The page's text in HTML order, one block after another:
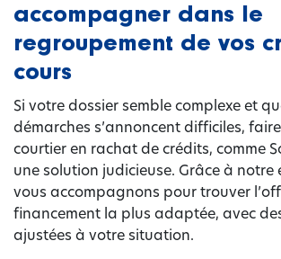
accompagner dans le
regroupement de vos
cours
Si votre dossier semble complexe et
démarches s’annoncent difficiles,
courtier en rachat de crédits, comme
une solution judicieuse. Grâce à notre
vous accompagnons pour trouver
financement la plus adaptée, avec
ajustées à votre situation.